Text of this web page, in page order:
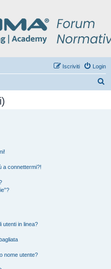
Login
Iscriviti
a connettermi?!
utenti in linea?
nome utente?